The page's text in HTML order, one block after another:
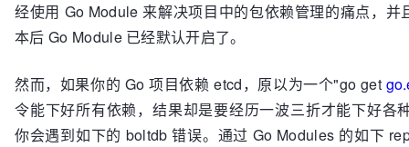
经使用 Go Module 来解决项目中的包依赖管理的痛点，并
本后 Go Module 已经默认开启了。
然而，如果你的 Go 项目依赖 etcd，原以为一个"go get
令能下好所有依赖，结果却是要经历一波三折才能下好各
你会遇到如下的 boltdb 错误。通过 Go Modules 的如下